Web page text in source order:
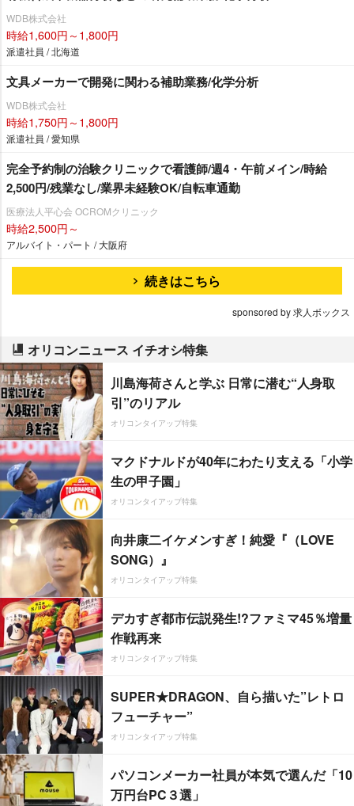
WDB株式会社
時給1,600円～1,800円
派遣社員 / 北海道
文具メーカーで開発に関わる補助業務/化学分析
WDB株式会社
時給1,750円～1,800円
派遣社員 / 愛知県
完全予約制の治験クリニックで看護師/週4・午前メイン/時給
2,500円/残業なし/業界未経験OK/自転車通勤
医療法人平心会 OCROMクリニック
時給2,500円～
アルバイト・パート / 大阪府
続きはこちら
sponsored by 求人ボックス
オリコンニュース イチオシ特集
川島海荷さんと学ぶ 日常に潜む“人身取
引”のリアル
オリコンタイアップ特集
マクドナルドが40年にわたり支える「小学
生の甲子園」
オリコンタイアップ特集
向井康二イケメンすぎ！純愛『（LOVE
SONG）』
オリコンタイアップ特集
デカすぎ都市伝説発生!?ファミマ45％増量
作戦再来
オリコンタイアップ特集
SUPER★DRAGON、自ら描いた”レトロ
フューチャー”
オリコンタイアップ特集
パソコンメーカー社員が本気で選んだ「10
万円台PC３選」